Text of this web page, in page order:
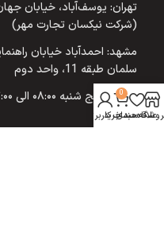
(شرکت نیکسان تجارت مهر)
سلمان طبقه 11، واحد دوم
شنبه تا پنج شنبه ۰۸:۰۰ الی ۱۷:۰۰
علاقه مندی
0
سبد خرید
حساب کاربری من